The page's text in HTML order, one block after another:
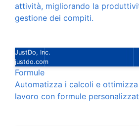
attività, migliorando la
gestione dei compiti.
JustDo, Inc.
justdo.com
Formule
Automatizza i calcoli e
lavoro con formule